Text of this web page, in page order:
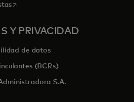
se abre en una pestaña nueva
Y PRIVACIDAD
de datos
(BCRs)
S.A.